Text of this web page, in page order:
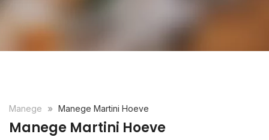
Manege Manege Martini Hoeve
Manege Martini Hoeve